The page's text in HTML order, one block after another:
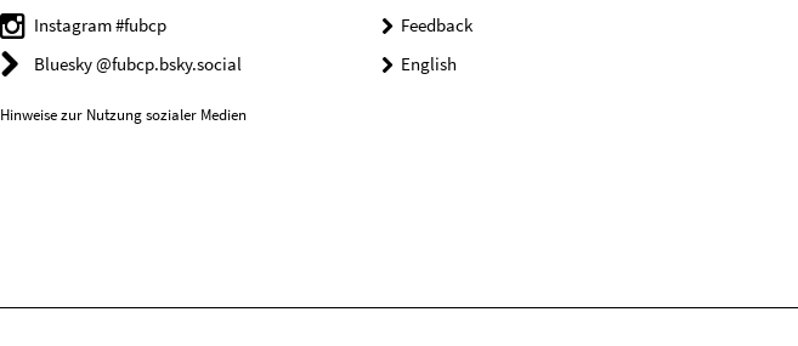
Instagram #fubcp
Bluesky @fubcp.bsky.social
Hinweise zur Nutzung sozialer Medien
Feedback
English